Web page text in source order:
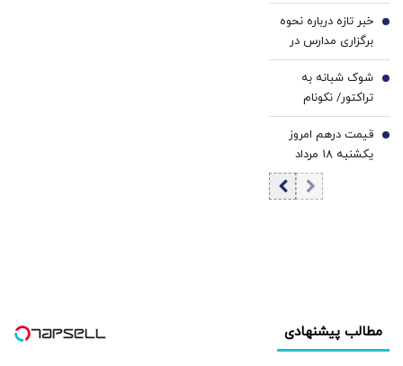
اگر ایران وارد عمل
نشود، هرات به‌طور
کامل به دست
طالبان خواهد افتاد
لرزش در ساختمان
شورای نگهبان کاملاً
احساس شد+ فیلم
نفر مصدوم شدند؟
+ فیلم
خبر تازه درباره نحوه
برگزاری مدارس در
سال تحصیلی جدید
5
شوک شبانه به
تراکتور/ نکونام
سرمربی جدید شد
6
قیمت درهم امروز
یکشنبه ۱۸ مرداد
۱۴۰۵/ افزایش
قیمت درهم
7
مطالب پیشنهادی